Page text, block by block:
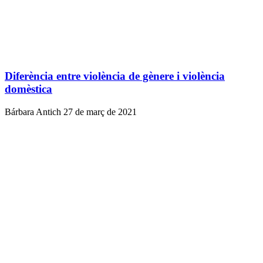
Diferència entre violència de gènere i violència
domèstica
Bárbara Antich 27 de març de 2021